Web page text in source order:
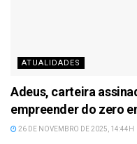
ATUALIDADES
Adeus, carteira
empreender do zero
26 DE NOVEMBRO DE 2025, 14:44H